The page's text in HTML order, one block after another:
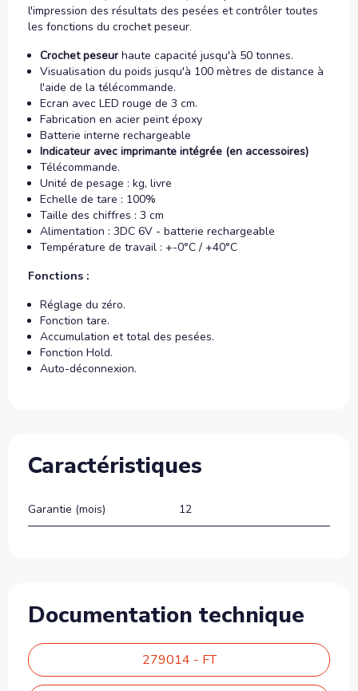
l'impression des résultats des pesées et contrôler toutes
les fonctions du crochet peseur.
Crochet peseurhaute capacité jusqu'à 50 tonnes.
Visualisation du poids jusqu'à 100 mètres de distance à
l'aide de la télécommande.
Ecran avec LED rouge de 3 cm.
Fabrication en acier peint époxy
Batterie interne rechargeable
Indicateur avec imprimante intégrée (en accessoires)
Télécommande.
Unité de pesage : kg, livre
Echelle de tare : 100%
Taille des chiffres : 3 cm
Alimentation : 3DC 6V - batterie rechargeable
Température de travail : +-0°C / +40°C
Fonctions :
Réglage du zéro.
Fonction tare.
Accumulation et total des pesées.
Fonction Hold.
Auto-déconnexion.
Caractéristiques
Garantie (mois) 12
Documentation technique
279014 - FT